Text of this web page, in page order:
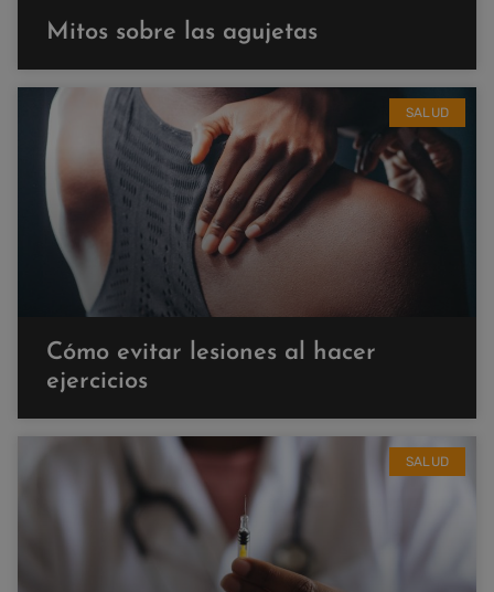
Mitos sobre las agujetas
SALUD
Cómo evitar lesiones al hacer
ejercicios
SALUD